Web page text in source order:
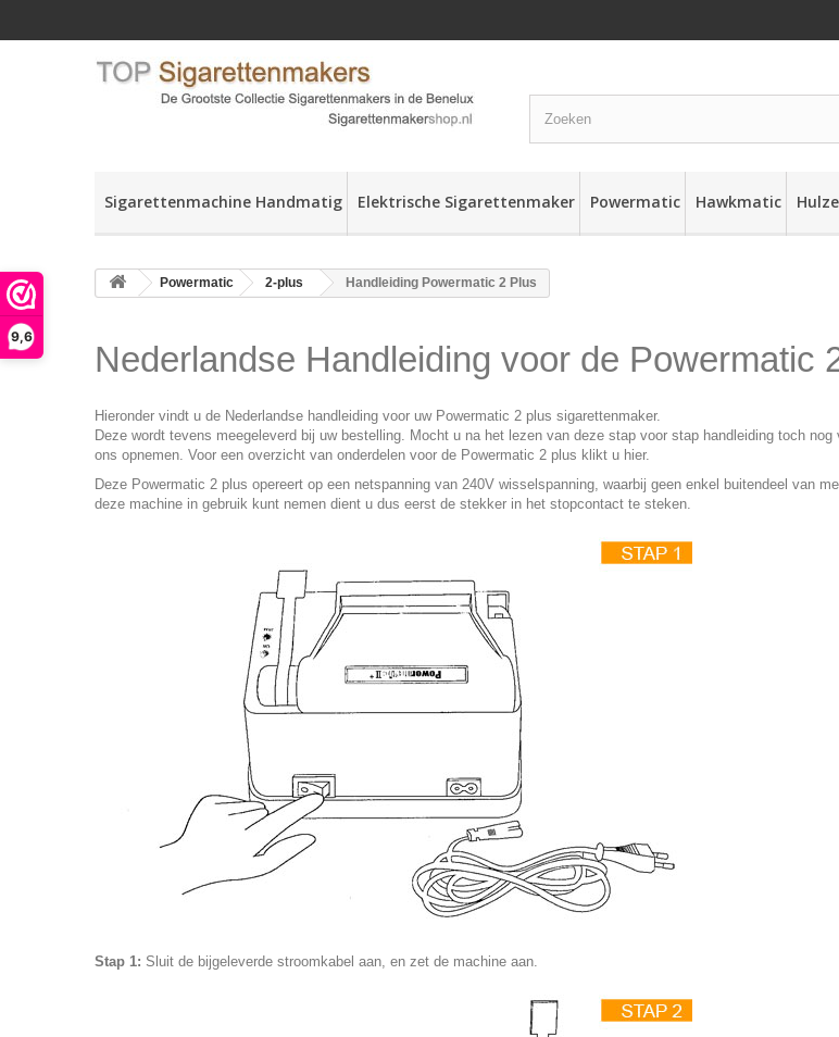
9,6
Sigarettenmachine Handmatig Elektrische Sigarettenmaker Powermatic Hawkmatic
Powermatic 2-plus Handleiding Powermatic 2 Plus
Nederlandse Handleiding voor de Powermatic
Hieronder vindt u de Nederlandse handleiding voor uw Powermatic 2 plus sigarettenmaker.
Deze wordt tevens meegeleverd bij uw bestelling. Mocht u na het lezen van deze stap voor stap handleiding toch
ons opnemen. Voor een overzicht van onderdelen voor de Powermatic 2 plus klikt u hier.
Deze Powermatic 2 plus opereert op een netspanning van 240V wisselspanning, waarbij geen enkel buitendeel van
deze machine in gebruik kunt nemen dient u dus eerst de stekker in het stopcontact te steken.
Stap 1: Sluit de bijgeleverde stroomkabel aan, en zet de machine aan.